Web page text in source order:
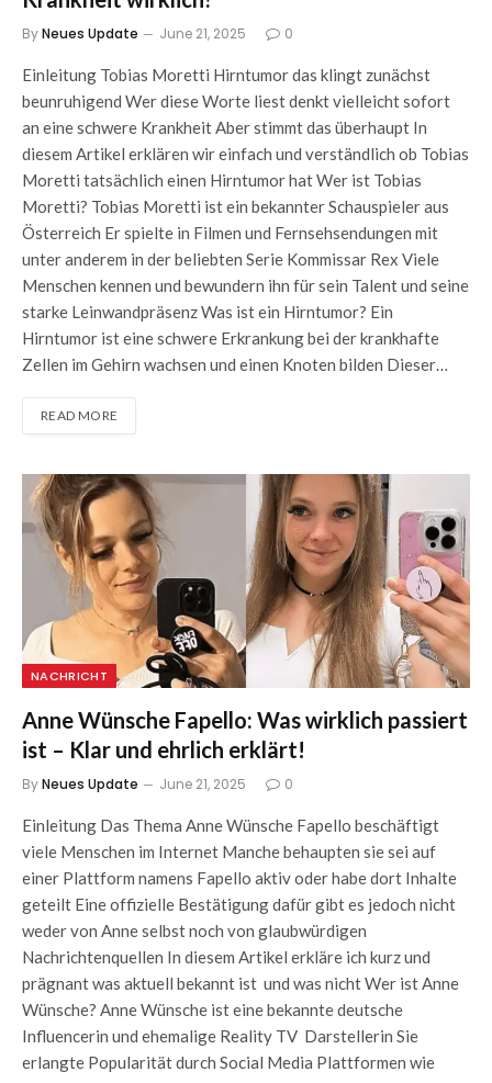
ByNeues Update June 21, 2025 0
Einleitung Tobias Moretti Hirntumor das klingt zunächst
beunruhigend Wer diese Worte liest denkt vielleicht sofort
an eine schwere Krankheit Aber stimmt das überhaupt In
diesem Artikel erklären wir einfach und verständlich ob Tobias
Moretti tatsächlich einen Hirntumor hat Wer ist Tobias
Moretti? Tobias Moretti ist ein bekannter Schauspieler aus
Österreich Er spielte in Filmen und Fernsehsendungen mit
unter anderem in der beliebten Serie Kommissar Rex Viele
Menschen kennen und bewundern ihn für sein Talent und seine
starke Leinwandpräsenz Was ist ein Hirntumor? Ein
Hirntumor ist eine schwere Erkrankung bei der krankhafte
Zellen im Gehirn wachsen und einen Knoten bilden Dieser…
READ MORE
NACHRICHT
Anne Wünsche Fapello: Was wirklich passiert
ist – Klar und ehrlich erklärt!
ByNeues Update June 21, 2025 0
Einleitung Das Thema Anne Wünsche Fapello beschäftigt
viele Menschen im Internet Manche behaupten sie sei auf
einer Plattform namens Fapello aktiv oder habe dort Inhalte
geteilt Eine offizielle Bestätigung dafür gibt es jedoch nicht
weder von Anne selbst noch von glaubwürdigen
Nachrichtenquellen In diesem Artikel erkläre ich kurz und
prägnant was aktuell bekannt ist und was nicht Wer ist Anne
Wünsche? Anne Wünsche ist eine bekannte deutsche
Influencerin und ehemalige Reality TV Darstellerin Sie
erlangte Popularität durch Social Media Plattformen wie